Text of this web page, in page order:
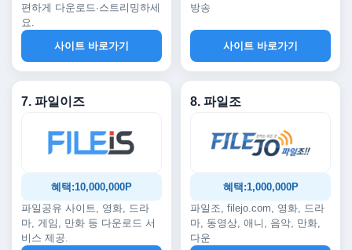
편하게 다운로드·스트리밍하세
요.
사이트 바로가기
방송
사이트 바로가기
7. 파일이즈
혜택:10,000,000P
파일공유 사이트, 영화, 드라
마, 게임, 만화 등 다운로드 서
비스 제공.
8. 파일조
혜택:1,000,000P
파일조, filejo.com, 영화, 드라
마, 동영상, 애니, 음악, 만화,
다운